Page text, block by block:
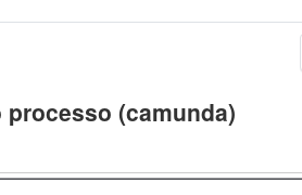
processo (camunda)